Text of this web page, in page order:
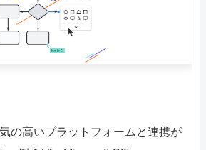
の高いプラットフォームと連携が